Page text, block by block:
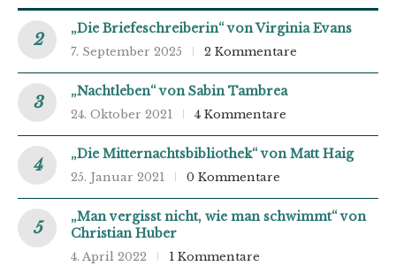
„Die Briefeschreiberin“ von Virginia Evans
7. September 2025 2 Kommentare
„Nachtleben“ von Sabin Tambrea
24. Oktober 2021 4 Kommentare
„Die Mitternachtsbibliothek“ von Matt Haig
25. Januar 2021 0 Kommentare
„Man vergisst nicht, wie man schwimmt“ von
Christian Huber
4. April 2022 1 Kommentare